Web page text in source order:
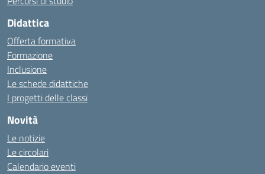
Didattica
Offerta formativa
Formazione
Inclusione
Le schede didattiche
I progetti delle classi
Novità
Le notizie
Le circolari
Calendario eventi